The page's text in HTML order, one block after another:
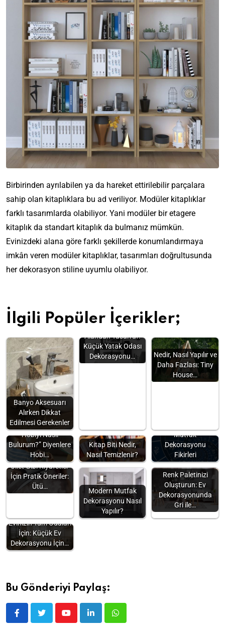
Birbirinden ayrılabilen ya da hareket ettirilebilir parçalara
sahip olan kitaplıklara bu ad veriliyor. Modüler kitaplıklar
farklı tasarımlarda olabiliyor. Yani modüler bir etagere
kitaplık da standart kitaplık da bulmanız mümkün.
Evinizdeki alana göre farklı şekillerde konumlandırmaya
imkân veren modüler kitaplıklar, tasarımları doğrultusunda
her dekorasyon stiline uyumlu olabiliyor.
İlgili Popüler İçerikler;
Banyo Aksesuarı
Alırken Dikkat
Edilmesi Gerekenler
Alandan Tasarruf:
Küçük Yatak Odası
Dekorasyonu…
Nedir, Nasıl Yapılır ve
Daha Fazlası: Tiny
House…
“Kendime Uygun
Hobiyi Nasıl
Bulurum?” Diyenlere
Hobi…
Kitap Biti Nedir,
Nasıl Temizlenir?
Mutfak
Dekorasyonu
Fikirleri
Jilet Gibi Kıyafetler
İçin Pratik Öneriler:
Ütü…
Modern Mutfak
Dekorasyonu Nasıl
Yapılır?
Renk Paletinizi
Oluşturun: Ev
Dekorasyonunda
Gri ile…
Evinizin Tüm Odaları
İçin: Küçük Ev
Dekorasyonu İçin…
Bu Gönderiyi Paylaş: